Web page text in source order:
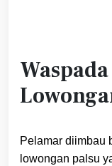
Pelamar diimbau
lowongan palsu